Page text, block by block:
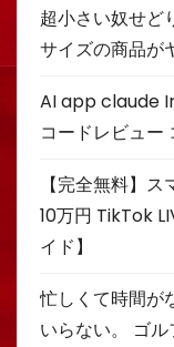
超小さい奴せど
サイズの商品が
AI app claude
コードレビュー
【完全無料】
10万円 TikTok
イド】
忙しくて時間が
いらない。 ゴ